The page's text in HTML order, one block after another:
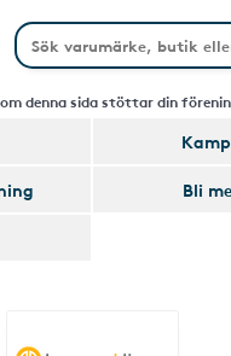
denna sida stöttar din
Bli